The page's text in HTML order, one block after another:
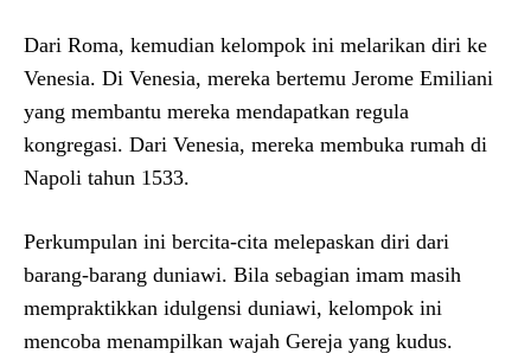
Dari Roma, kemudian kelompok ini melarikan diri ke
Venesia. Di Venesia, mereka bertemu Jerome Emiliani
yang membantu mereka mendapatkan regula
kongregasi. Dari Venesia, mereka membuka rumah di
Napoli tahun 1533.
Perkumpulan ini bercita-cita melepaskan diri dari
barang-barang duniawi. Bila sebagian imam masih
mempraktikkan idulgensi duniawi, kelompok ini
mencoba menampilkan wajah Gereja yang kudus.